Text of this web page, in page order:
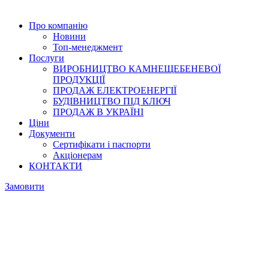
Про компанію
Новини
Топ-менеджмент
Послуги
ВИРОБНИЦТВО КАМНЕЩЕБЕНЕВОЇ
ПРОДУКЦІЇ
ПРОДАЖ ЕЛЕКТРОЕНЕРГІЇ
БУДІВНИЦТВО ПІД КЛЮЧ
ПРОДАЖ В УКРАЇНІ
Ціни
Документи
Сертифікати і паспорти
Акціонерам
КОНТАКТИ
Замовити